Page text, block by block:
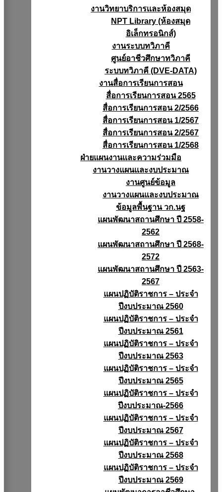
งานวิทยาบริการเเละห้องสมุด
NPT Library (ห้องสมุด
อิเล็กทรอนิกส์)
งานระบบทวิภาคี
ศูนย์อาชีวศึกษาทวิภาคี
ระบบทวิภาคี (DVE-DATA)
งานสื่อการเรียนการสอน
สื่อการเรียนการสอน 2565
สื่อการเรียนการสอน 2/2566
สื่อการเรียนการสอน 1/2567
สื่อการเรียนการสอน 2/2567
สื่อการเรียนการสอน 1/2568
ฝ่ายแผนงานเเละความร่วมมือ
งานวางแผนเเละงบประมาณ
งานศูนย์ข้อมูล
งานวางแผนและงบประมาณ
ข้อมูลพื้นฐาน วก.นฐ
แผนพัฒนาสถานศึกษา ปี 2558-
2562
แผนพัฒนาสถานศึกษา ปี 2568-
2572
แผนพัฒนาสถานศึกษา ปี 2563-
2567
แผนปฏิบัติราชการ – ประจำ
ปีงบประมาณ 2560
แผนปฏิบัติราชการ – ประจำ
ปีงบประมาณ 2561
แผนปฏิบัติราชการ – ประจำ
ปีงบประมาณ 2563
แผนปฏิบัติราชการ – ประจำ
ปีงบประมาณ 2565
แผนปฏิบัติราชการ – ประจำ
ปีงบประมาณ-2566
แผนปฏิบัติราชการ – ประจำ
ปีงบประมาณ 2567
แผนปฏิบัติราชการ – ประจำ
ปีงบประมาณ 2568
แผนปฏิบัติราชการ – ประจำ
ปีงบประมาณ 2569